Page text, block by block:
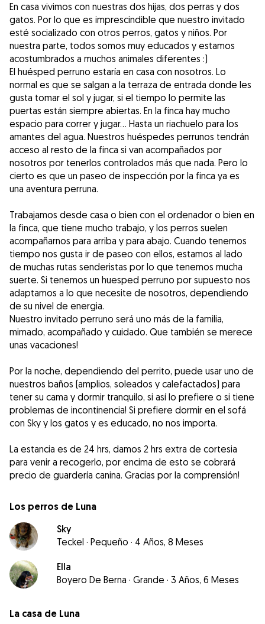
En casa vivimos con nuestras dos hijas, dos perras y dos
gatos. Por lo que es imprescindible que nuestro invitado
esté socializado con otros perros, gatos y niños. Por
nuestra parte, todos somos muy educados y estamos
acostumbrados a muchos animales diferentes :)
El huésped perruno estaría en casa con nosotros. Lo
normal es que se salgan a la terraza de entrada donde les
gusta tomar el sol y jugar, si el tiempo lo permite las
puertas están siempre abiertas. En la finca hay mucho
espacio para correr y jugar... Hasta un riachuelo para los
amantes del agua. Nuestros huéspedes perrunos tendrán
acceso al resto de la finca si van acompañados por
nosotros por tenerlos controlados más que nada. Pero lo
cierto es que un paseo de inspección por la finca ya es
una aventura perruna.
Trabajamos desde casa o bien con el ordenador o bien en
la finca, que tiene mucho trabajo, y los perros suelen
acompañarnos para arriba y para abajo. Cuando tenemos
tiempo nos gusta ir de paseo con ellos, estamos al lado
de muchas rutas senderistas por lo que tenemos mucha
suerte. Si tenemos un huesped perruno por supuesto nos
adaptamos a lo que necesite de nosotros, dependiendo
de su nivel de energia.
Nuestro invitado perruno será uno más de la familia,
mimado, acompañado y cuidado. Que también se merece
unas vacaciones!
Por la noche, dependiendo del perrito, puede usar uno de
nuestros baños (amplios, soleados y calefactados) para
tener su cama y dormir tranquilo, si así lo prefiere o si tiene
problemas de incontinencia! Si prefiere dormir en el sofá
con Sky y los gatos y es educado, no nos importa.
La estancia es de 24 hrs, damos 2 hrs extra de cortesia
para venir a recogerlo, por encima de esto se cobrará
Los perros de Luna
Sky
Teckel · Pequeño · 4 Años, 8 Meses
Ella
Boyero De Berna · Grande · 3 Años, 6 Meses
La casa de Luna